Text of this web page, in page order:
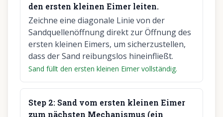
den ersten kleinen Eimer leiten.
Zeichne eine diagonale Linie von der
Sandquellenöffnung direkt zur Öffnung des
ersten kleinen Eimers, um sicherzustellen,
dass der Sand reibungslos hineinfließt.
Sand füllt den ersten kleinen Eimer vollständig.
Step 2: Sand vom ersten kleinen Eimer
zum nächsten Mechanismus (ein